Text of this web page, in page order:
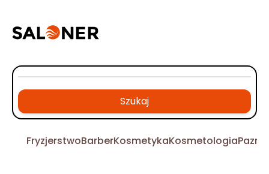
Szukaj
FryzjerstwoBarberKosmetykaKosmetologia